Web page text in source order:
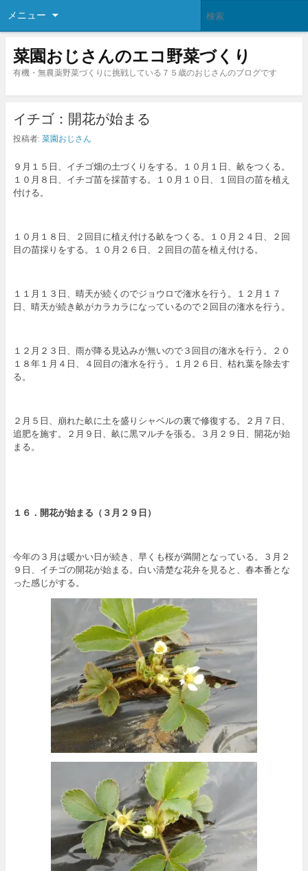
メニュー
菜園おじさんのエコ野菜づくり
有機・無農薬野菜づくりに挑戦している７５歳のおじさんのブログです
イチゴ：開花が始まる
投稿者: 菜園おじさん
９月１５日、イチゴ畑の土づくりをする。１０月１日、畝をつくる。
１０月８日、イチゴ苗を採苗する。１０月１０日、１回目の苗を植え
付ける。
１０月１８日、２回目に植え付ける畝をつくる。１０月２４日、２回
目の苗採りをする。１０月２６日、２回目の苗を植え付ける。
１１月１３日、晴天が続くのでジョウロで潅水を行う。１２月１７
日、晴天が続き畝がカラカラになっているので２回目の潅水を行う。
１２月２３日、雨が降る見込みが無いので３回目の潅水を行う。２０
１８年１月４日、４回目の潅水を行う。１月２６日、枯れ葉を除去す
る。
２月５日、崩れた畝に土を盛りシャベルの裏で修復する。２月７日、
追肥を施す。２月９日、畝に黒マルチを張る。３月２９日、開花が始
まる。
１６．開花が始まる（３月２９日）
今年の３月は暖かい日が続き、早くも桜が満開となっている。３月２
９日、イチゴの開花が始まる。白い清楚な花弁を見ると、春本番とな
った感じがする。